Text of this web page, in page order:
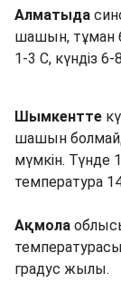
Алматыда
шашын, тұман
1-3 С, күндіз 6-
Шымкентте
шашын
мүмкін. Түнде
температура
Ақмола
градус жылы.